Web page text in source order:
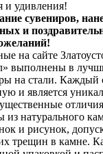
и удивления!
сувениров,
и
на сайте
выполнены в
на стали. Каждый
и является
натурального
и рисунок,
трещин в камне.